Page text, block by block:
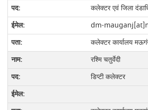
कलेक्टर एवं जिला
dm-
कलेक्टर कार्यालय
रश्मि चतुर्वेदी
डिप्टी कलेक्टर